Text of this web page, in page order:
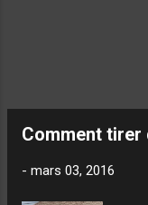
Comment tirer
- mars 03, 2016